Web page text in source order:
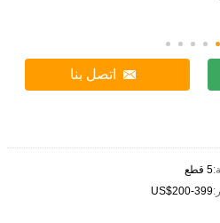
اتصل بنا
5 قطع
US$200-399